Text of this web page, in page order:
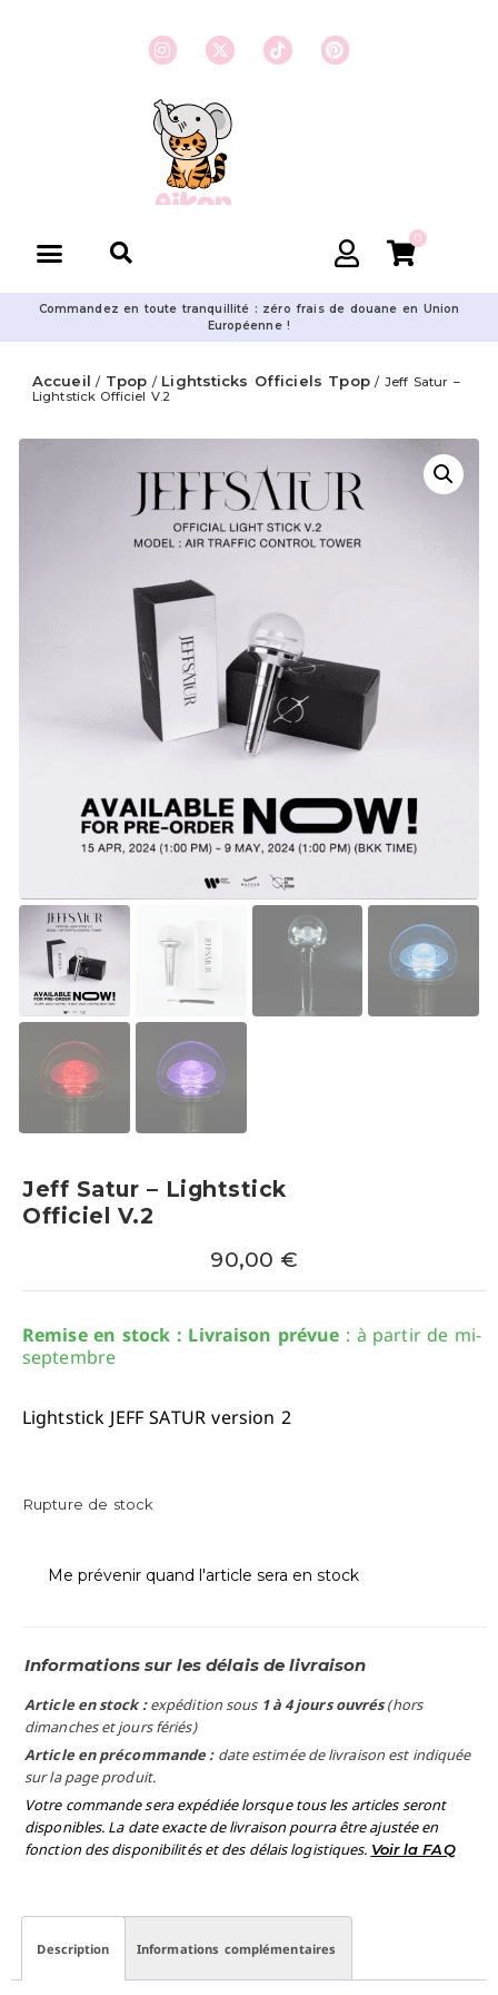
0
Commandez en toute tranquillité : zéro frais de douane en Union
Européenne !
Accueil / Tpop / Lightsticks Officiels Tpop/ Jeff Satur –
Lightstick Officiel V.2
Jeff Satur – Lightstick
Officiel V.2
90,00 €
Remise en stock : Livraison prévue : à partir de mi-
septembre
Lightstick JEFF SATUR version 2
Rupture de stock
Me prévenir quand l'article sera en stock
Informations sur les délais de livraison
Article en stock :expédition sous 1 à 4 jours ouvrés(hors
dimanches et jours fériés)
Article en précommande : date estimée de livraison est indiquée
sur la page produit.
Votre commande sera expédiée lorsque tous les articles seront
disponibles. La date exacte de livraison pourra être ajustée en
fonction des disponibilités et des délais logistiques. Voir la FAQ
Description Informations complémentaires